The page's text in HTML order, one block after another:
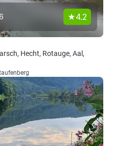
4.2
Hecht, Rotauge, Aal,